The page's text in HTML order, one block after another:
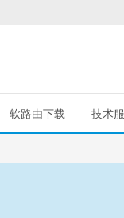
软路由下载 技术